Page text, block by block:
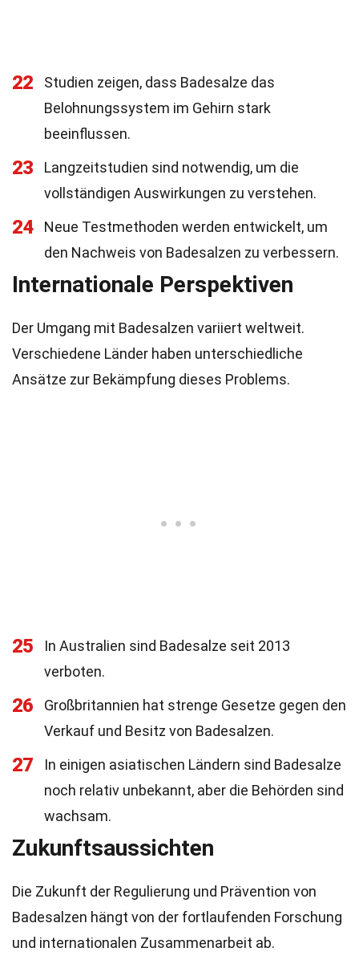
22
Studien zeigen, dass Badesalze das
Belohnungssystem im Gehirn stark
beeinflussen.
23
Langzeitstudien sind notwendig, um die
vollständigen Auswirkungen zu verstehen.
24
Neue Testmethoden werden entwickelt, um
den Nachweis von Badesalzen zu verbessern.
Internationale Perspektiven
Der Umgang mit Badesalzen variiert weltweit.
Verschiedene Länder haben unterschiedliche
Ansätze zur Bekämpfung dieses Problems.
25
In Australien sind Badesalze seit 2013
verboten.
26
Großbritannien hat strenge Gesetze gegen den
Verkauf und Besitz von Badesalzen.
27
In einigen asiatischen Ländern sind Badesalze
noch relativ unbekannt, aber die Behörden sind
wachsam.
Zukunftsaussichten
Die Zukunft der Regulierung und Prävention von
Badesalzen hängt von der fortlaufenden Forschung
und internationalen Zusammenarbeit ab.